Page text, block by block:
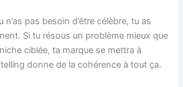
n’as pas besoin d’être célèbre, tu as
Si tu résous un problème mieux que
ciblée, ta marque se mettra à
donne de la cohérence à tout ça.